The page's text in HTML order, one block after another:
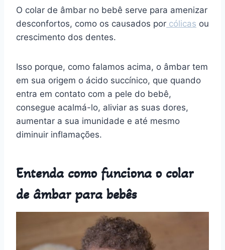
O colar de âmbar no bebê serve para amenizar
desconfortos, como os causados por cólicas ou
crescimento dos dentes.
Isso porque, como falamos acima, o âmbar tem
em sua origem o ácido succínico, que quando
entra em contato com a pele do bebê,
consegue acalmá-lo, aliviar as suas dores,
aumentar a sua imunidade e até mesmo
diminuir inflamações.
Entenda como funciona o colar
de âmbar para bebês